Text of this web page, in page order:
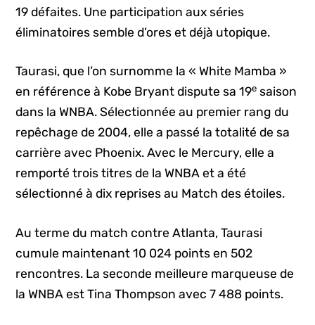
19 défaites. Une participation aux séries
éliminatoires semble d’ores et déjà utopique.
Taurasi, que l’on surnomme la « White Mamba »
en référence à Kobe Bryant dispute sa 19e saison
dans la WNBA. Sélectionnée au premier rang du
repêchage de 2004, elle a passé la totalité de sa
carrière avec Phoenix. Avec le Mercury, elle a
remporté trois titres de la WNBA et a été
sélectionné à dix reprises au Match des étoiles.
Au terme du match contre Atlanta, Taurasi
cumule maintenant 10 024 points en 502
rencontres. La seconde meilleure marqueuse de
la WNBA est Tina Thompson avec 7 488 points.